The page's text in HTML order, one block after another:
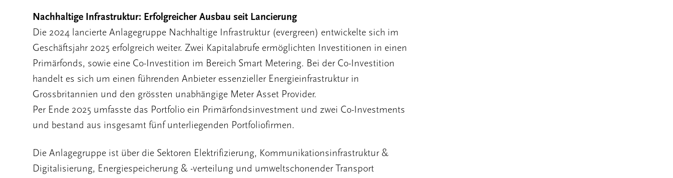
Nachhaltige Infrastruktur: Erfolgreicher Ausbau seit Lancierung
Die 2024 lancierte Anlagegruppe Nachhaltige Infrastruktur (evergreen) entwickelte sich im
Geschäftsjahr 2025 erfolgreich weiter. Zwei Kapitalabrufe ermöglichten Investitionen in einen
Primärfonds, sowie eine Co-Investition im Bereich Smart Metering. Bei der Co-Investition
handelt es sich um einen führenden Anbieter essenzieller Energieinfrastruktur in
Grossbritannien und den grössten unabhängige Meter Asset Provider.
Per Ende 2025 umfasste das Portfolio ein Primärfondsinvestment und zwei Co-Investments
und bestand aus insgesamt fünf unterliegenden Portfoliofirmen.
Die Anlagegruppe ist über die Sektoren Elektrifizierung, Kommunikationsinfrastruktur &
Digitalisierung, Energiespeicherung & -verteilung und umweltschonender Transport